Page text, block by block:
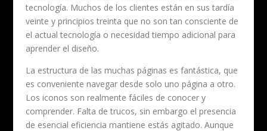
tecnología. Muchos de los clientes están en sus tardía
veinte y principios treinta que no son tan consciente de
el actual tecnología o necesidad tiempo adicional para
aprender el diseño.
La estructura de las muchas páginas es fantástica, que
es conveniente navegar desde solo uno página a otro.
Los iconos son realmente fáciles de conocer y
comprender. Falta de trucos, sin embargo el presencia
de esencial eficiencia mantiene estás agitado. Aunque